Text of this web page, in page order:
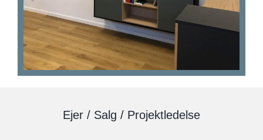
Ejer / Salg / Projektledelse